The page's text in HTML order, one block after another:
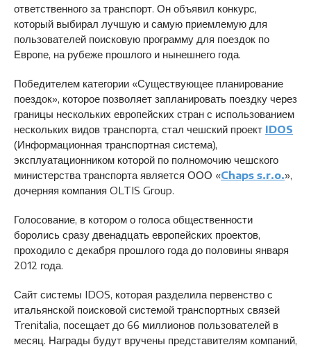
ответственного за транспорт. Он объявил конкурс,
который выбирал лучшую и самую приемлемую для
пользователей поисковую программу для поездок по
Европе, на рубеже прошлого и нынешнего года.
Победителем категории «Существующее планирование
поездок», которое позволяет запланировать поездку через
границы нескольких европейских стран с использованием
нескольких видов транспорта, стал чешский проект IDOS
(Информационная транспортная система),
эксплуатационником которой по полномочию чешского
министерства транспорта является ООО «Chaps s.r.o.»,
дочерняя компания OLTIS Group.
Голосование, в котором о голоса общественности
боролись сразу двенадцать европейских проектов,
проходило с декабря прошлого года до половины января
2012 года.
Сайт системы IDOS, которая разделила первенство с
итальянской поисковой системой транспортных связей
Trenitalia, посещает до 66 миллионов пользователей в
месяц. Награды будут вручены представителям компаний,